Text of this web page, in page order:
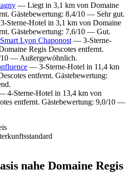
— Liegt in 3,1 km von Domaine
Gästebewertung: 8,4/10 — Sehr gut.
Sterne-Hotel in 3,1 km von Domaine
Gästebewertung: 7,6/10 — Gut.
Lyon Chaponost — 3-Sterne-
Regis Descotes entfernt.
10 — Außergewöhnlich.
— 3-Sterne-Hotel in 11,4 km
entfernt. Gästebewertung:
4-Sterne-Hotel in 13,4 km von
entfernt. Gästebewertung: 9,0/10 —
nahe Domaine Regis